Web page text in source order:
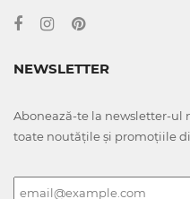
NEWSLETTER
Abonează-te la newsletter-ul
toate noutățile și promoțiile